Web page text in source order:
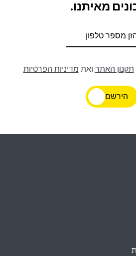
מאיתנו.
תקנון האתר ואת מדיניות הפרטיות
הירשם